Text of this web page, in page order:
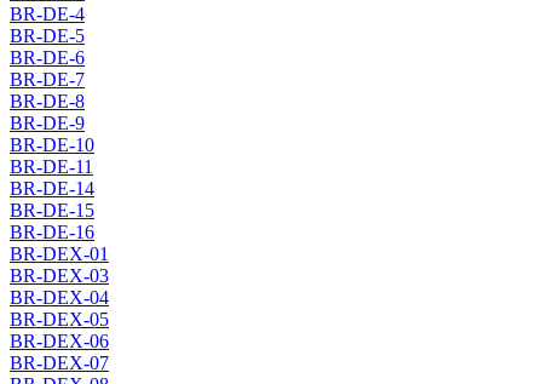
BR-DE-4
BR-DE-5
BR-DE-6
BR-DE-7
BR-DE-8
BR-DE-9
BR-DE-10
BR-DE-11
BR-DE-14
BR-DE-15
BR-DE-16
BR-DEX-01
BR-DEX-03
BR-DEX-04
BR-DEX-05
BR-DEX-06
BR-DEX-07